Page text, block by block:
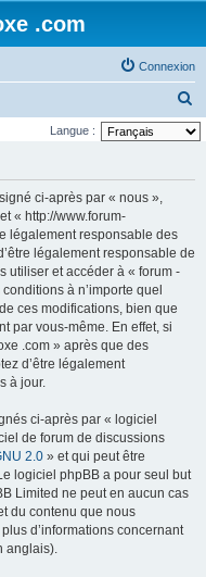
.com
Connexion
e
Langue :
ci-après par « nous »,
« http://www.forum-
légalement responsable des
légalement responsable de
utiliser et accéder à « forum -
à n’importe quel
ces modifications, bien que
par vous-même. En effet, si
.com » après que des
d’être légalement
à jour.
ci-après par « logiciel
de forum de discussions
2.0 » et qui peut être
logiciel phpBB a pour seul but
Limited ne peut en aucun cas
du contenu que nous
d’informations concernant
anglais).